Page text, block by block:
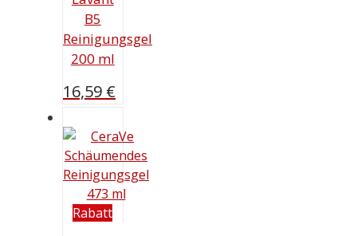
B5
Reinigungsgel
200 ml
16,59 €
Rabatt